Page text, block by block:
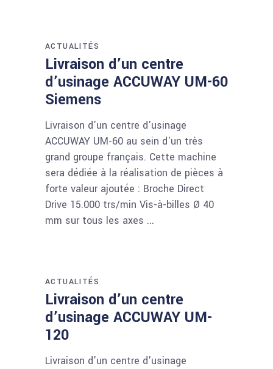
ACTUALITÉS
Livraison d’un centre
d’usinage ACCUWAY UM-60
Siemens
Livraison d'un centre d'usinage
ACCUWAY UM-60 au sein d'un très
grand groupe français. Cette machine
sera dédiée à la réalisation de pièces à
forte valeur ajoutée : Broche Direct
Drive 15.000 trs/min Vis-à-billes Ø 40
mm sur tous les axes
ACTUALITÉS
Livraison d’un centre
d’usinage ACCUWAY UM-
120
Livraison d'un centre d'usinage